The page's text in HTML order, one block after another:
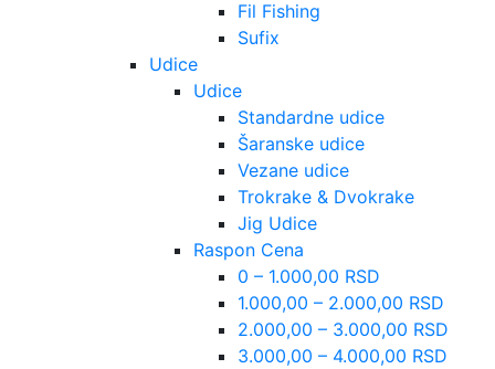
Fil Fishing
Sufix
Udice
Udice
Standardne udice
Šaranske udice
Vezane udice
Trokrake & Dvokrake
Jig Udice
Raspon Cena
0 – 1.000,00 RSD
1.000,00 – 2.000,00 RSD
2.000,00 – 3.000,00 RSD
3.000,00 – 4.000,00 RSD